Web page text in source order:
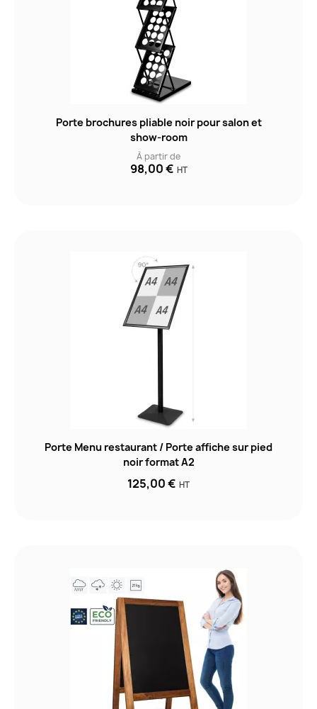
Porte brochures pliable noir pour salon et
show-room
À partir de
98,00 € HT
Porte Menu restaurant / Porte affiche sur pied
noir format A2
125,00 € HT